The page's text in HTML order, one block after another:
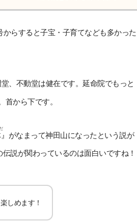
らすると子宝・子育てなども多かった
、不動堂は健在です。延命院でもっと
から下です。
』がなまって神田山になったという説が
説が関わっているのは面白いですね！
しめます！